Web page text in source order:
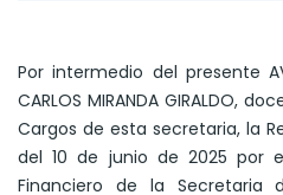
Por intermedio del presente
CARLOS MIRANDA GIRALDO,
Cargos de esta secretaria, la
del 10 de junio de 2025 por
Financiero de la Secretaria